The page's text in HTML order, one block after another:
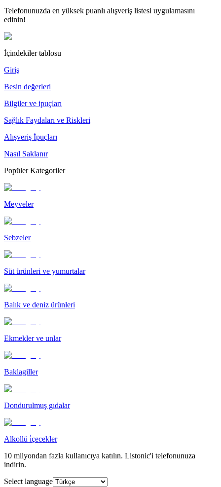
Telefonunuzda en yüksek puanlı alışveriş listesi uygulamasını
edinin!
İçindekiler tablosu
Giriş
Besin değerleri
Bilgiler ve ipuçları
Sağlık Faydaları ve Riskleri
Alışveriş İpuçları
Nasıl Saklanır
Popüler Kategoriler
Meyveler
Sebzeler
Süt ürünleri ve yumurtalar
Balık ve deniz ürünleri
Ekmekler ve unlar
Baklagiller
Dondurulmuş gıdalar
Alkollü i̇çecekler
10 milyondan fazla kullanıcıya katılın. Listonic'i telefonunuza
indirin.
Select language